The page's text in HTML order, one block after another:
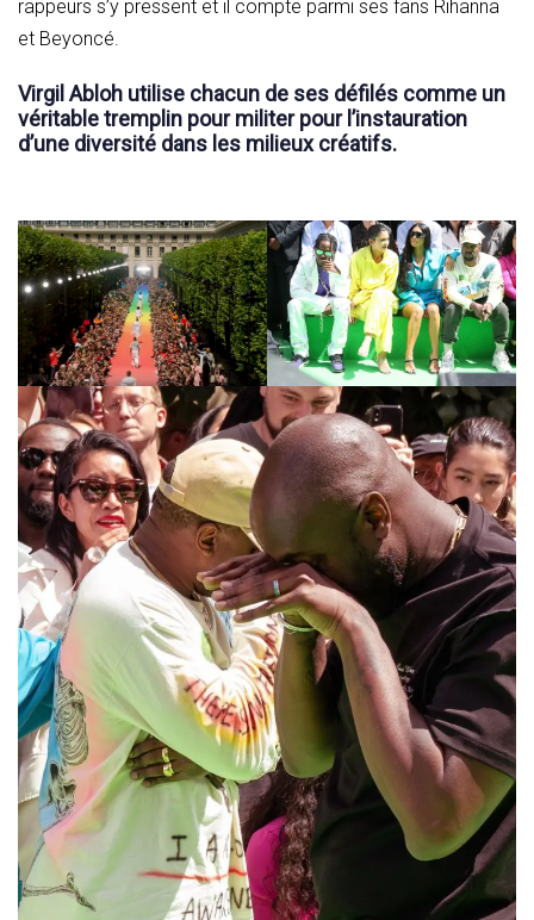
rappeurs s’y pressent et il compte parmi ses fans Rihanna
et Beyoncé.
Virgil Abloh utilise chacun de ses défilés comme un
véritable tremplin pour militer pour l’instauration
d’une diversité dans les milieux créatifs.